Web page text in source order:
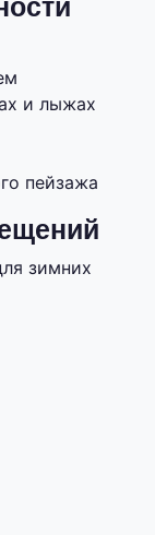
и лыжах
пейзажа
зимних